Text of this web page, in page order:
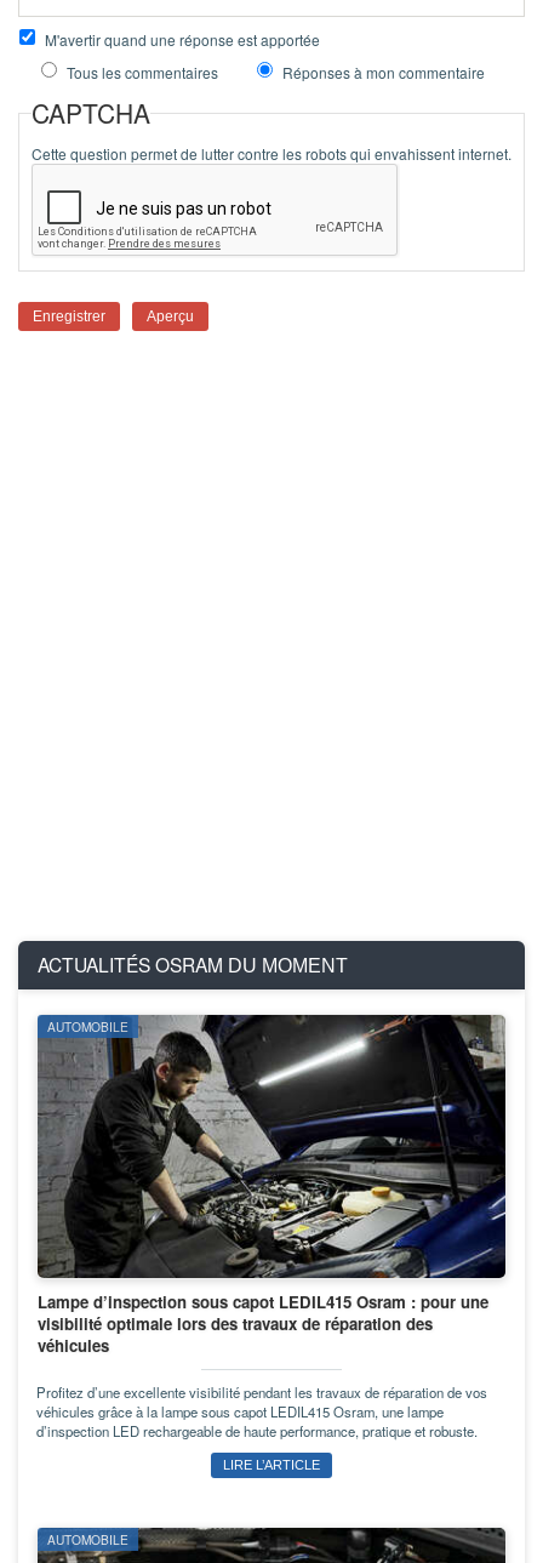
M'avertir quand une réponse est apportée
Tous les commentaires
Réponses à mon commentaire
CAPTCHA
Cette question permet de lutter contre les robots qui envahissent internet.
ACTUALITÉS OSRAM DU MOMENT
AUTOMOBILE
Lampe d’inspection sous capot LEDIL415 Osram : pour une
visibilité optimale lors des travaux de réparation des
véhicules
Profitez d’une excellente visibilité pendant les travaux de réparation de vos
véhicules grâce à la lampe sous capot LEDIL415 Osram, une lampe
d’inspection LED rechargeable de haute performance, pratique et robuste.
LIRE L’ARTICLE
AUTOMOBILE